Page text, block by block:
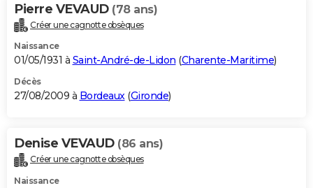
Pierre VEVAUD (78 ans)
Créer une cagnotte obsèques
Naissance
01/05/1931 à Saint-André-de-Lidon (Charente-Maritime)
Décès
27/08/2009 à Bordeaux(Gironde)
Denise VEVAUD (86 ans)
Créer une cagnotte obsèques
Naissance